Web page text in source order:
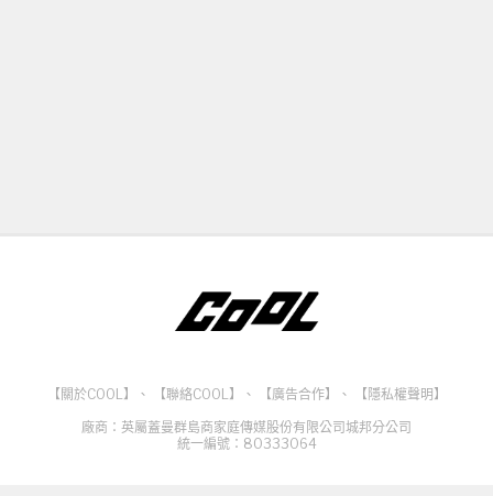
【關於COOL】 、 【聯絡COOL】 、 【廣告合作】 、
【隱私權聲明】
廠商：英屬蓋曼群島商家庭傳媒股份有限公司城邦分公司
統一編號：80333064